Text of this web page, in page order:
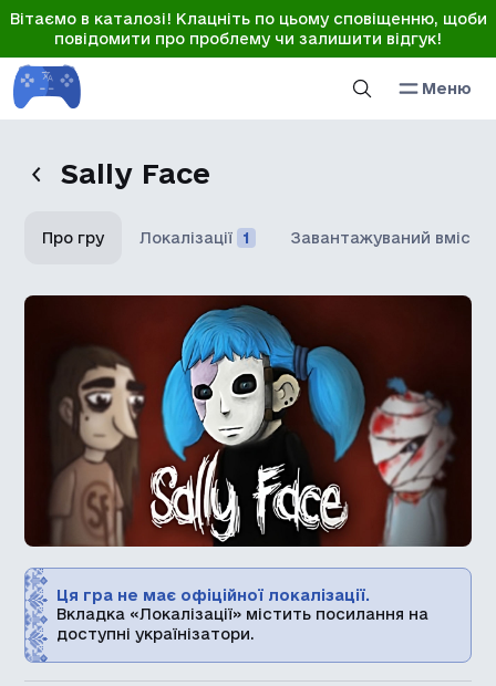
Вітаємо в каталозі! Клацніть по цьому сповіщенню, щоби
повідомити про проблему чи залишити відгук!
Меню
Sally Face
Про гру Локалізації 1 Завантажуваний вміст
Ця гра не має офіційної локалізації.
Вкладка «Локалізації» містить посилання на
доступні українізатори.